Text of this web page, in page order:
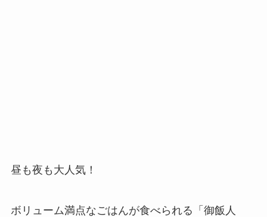
昼も夜も大人気！
ボリューム満点なごはんが食べられる「御飯人